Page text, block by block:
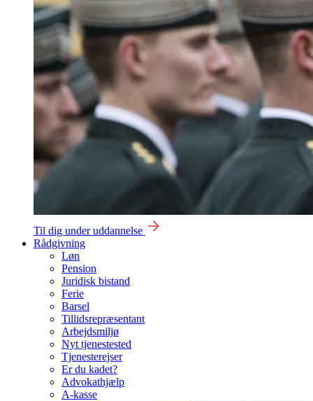
Til dig under uddannelse
Rådgivning
Løn
Pension
Juridisk bistand
Ferie
Barsel
Tillidsrepræsentant
Arbejdsmiljø
Nyt tjenestested
Tjenesterejser
Er du kadet?
Advokathjælp
A-kasse